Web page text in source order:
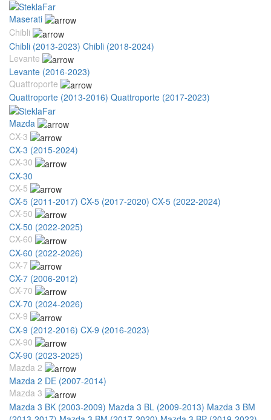
Maserati
Chibli
Chibli (2013-2023) Chibli (2018-2024)
Levante
Levante (2016-2023)
Quattroporte
Quattroporte (2013-2016) Quattroporte (2017-2023)
Mazda
CX-3
CX-3 (2015-2024)
CX-30
CX-30
CX-5
CX-5 (2011-2017) CX-5 (2017-2020) CX-5 (2022-2024)
CX-50
CX-50 (2022-2025)
CX-60
CX-60 (2022-2026)
CX-7
CX-7 (2006-2012)
CX-70
CX-70 (2024-2026)
CX-9
CX-9 (2012-2016) CX-9 (2016-2023)
CX-90
CX-90 (2023-2025)
Mazda 2
Mazda 2 DE (2007-2014)
Mazda 3
Mazda 3 BK (2003-2009) Mazda 3 BL (2009-2013) Mazda 3 BM